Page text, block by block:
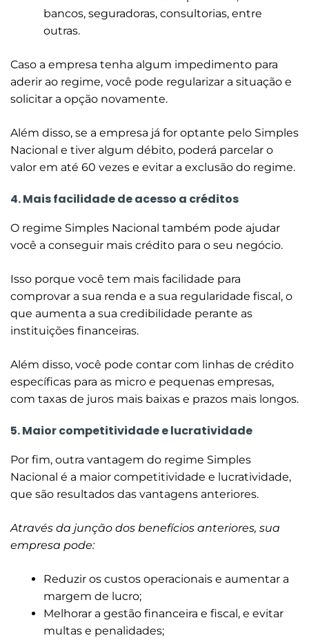
bancos, seguradoras, consultorias, entre
outras.
Caso a empresa tenha algum impedimento para
aderir ao regime, você pode regularizar a situação e
solicitar a opção novamente.
Além disso, se a empresa já for optante pelo Simples
Nacional e tiver algum débito, poderá parcelar o
valor em até 60 vezes e evitar a exclusão do regime.
4. Mais facilidade de acesso a créditos
O regime Simples Nacional também pode ajudar
você a conseguir mais crédito para o seu negócio.
Isso porque você tem mais facilidade para
comprovar a sua renda e a sua regularidade fiscal, o
que aumenta a sua credibilidade perante as
instituições financeiras.
Além disso, você pode contar com linhas de crédito
específicas para as micro e pequenas empresas,
com taxas de juros mais baixas e prazos mais longos.
5. Maior competitividade e lucratividade
Por fim, outra vantagem do regime Simples
Nacional é a maior competitividade e lucratividade,
que são resultados das vantagens anteriores.
Através da junção dos benefícios anteriores, sua
empresa pode:
Reduzir os custos operacionais e aumentar a
margem de lucro;
Melhorar a gestão financeira e fiscal, e evitar
multas e penalidades;